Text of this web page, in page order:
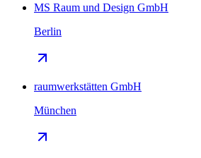
MS Raum und Design GmbH
Berlin
raumwerkstätten GmbH
München